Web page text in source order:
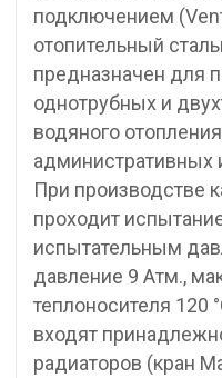
подключением
отопительный
предназначен для
однотрубных и
водяного
административных
При производстве
проходит
испытательным
давление 9 Атм.,
теплоносителя 120
входят
радиаторов (кран